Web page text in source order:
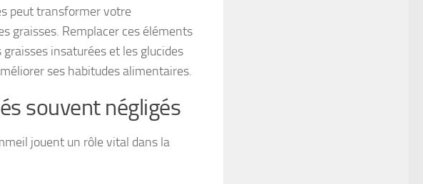
peut transformer votre
graisses. Remplacer ces éléments
graisses insaturées et les glucides
ses habitudes alimentaires.
souvent négligés
jouent un rôle vital dans la